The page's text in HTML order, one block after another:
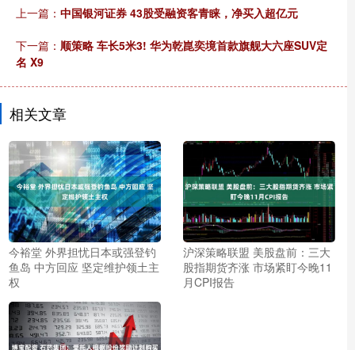
上一篇： 中国银河证券 43股受融资客青睐，净买入超亿元
下一篇： 顺策略 车长5米3! 华为乾崑奕境首款旗舰大六座SUV定
名 X9
相关文章
今裕堂 外界担忧日本或强登钓
鱼岛 中方回应 坚定维护领土主
权
沪深策略联盟 美股盘前：三大
股指期货齐涨 市场紧盯今晚11
月CPI报告